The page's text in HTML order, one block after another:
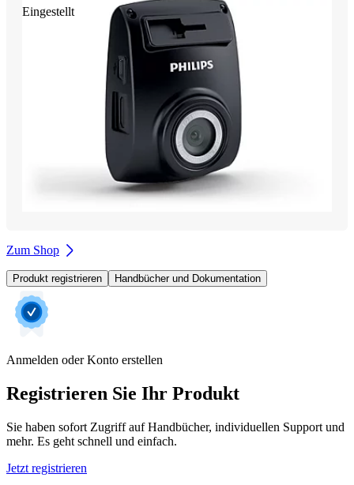
Eingestellt
Zum Shop
Produkt registrieren Handbücher und Dokumentation
Anmelden oder Konto erstellen
Registrieren Sie Ihr Produkt
Sie haben sofort Zugriff auf Handbücher, individuellen Support und
mehr. Es geht schnell und einfach.
Jetzt registrieren